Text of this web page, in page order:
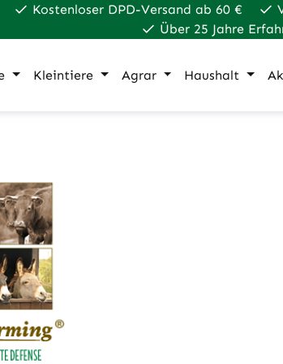
Kostenloser DPD-Versand ab 60 €
Über 25 Jahre
Kleintiere Agrar Haushalt